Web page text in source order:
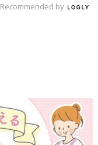
Recommended by
【ワクチン接種できる